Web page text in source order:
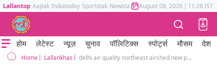
Lallantop Aajtak Indiatoday Sportstak Newstak Mumbai Tak Astrotak
August 08, 2026 | 11:26 IST
होम लेटेस्ट न्यूज़ चुनाव पॉलिटिक्स स्पोर्ट्स मौसम देश
Home Lallankhas delhi air quality northeast airshed new pollution hotspot satellite based pm25 assessment indian states districts